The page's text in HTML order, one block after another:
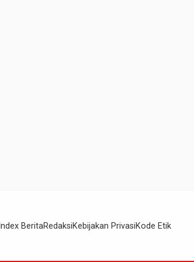
Index BeritaRedaksiKebijakan PrivasiKode Etik